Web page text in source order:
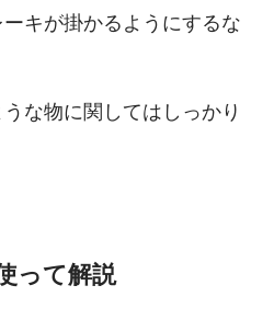
キが掛かるようにするな
な物に関してはしっかり
って解説